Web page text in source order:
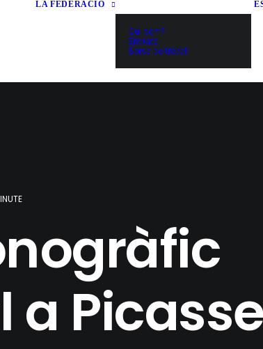
LA FEDERACIÓ
Qui som?
Entitats
Borsa de treball
a